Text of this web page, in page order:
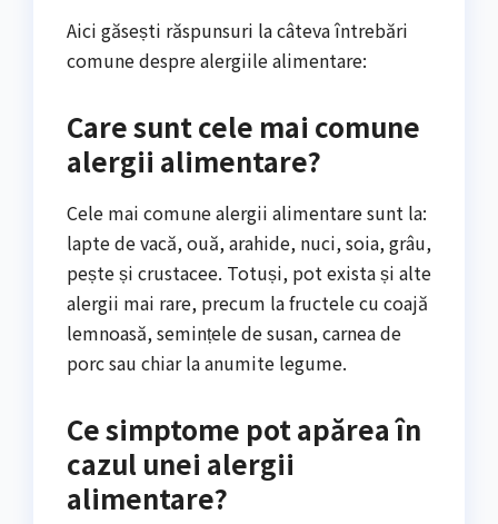
Aici găsești răspunsuri la câteva întrebări
comune despre alergiile alimentare:
Care sunt cele mai comune
alergii alimentare?
Cele mai comune alergii alimentare sunt la:
lapte de vacă, ouă, arahide, nuci, soia, grâu,
pește și crustacee. Totuși, pot exista și alte
alergii mai rare, precum la fructele cu coajă
lemnoasă, semințele de susan, carnea de
porc sau chiar la anumite legume.
Ce simptome pot apărea în
cazul unei alergii
alimentare?